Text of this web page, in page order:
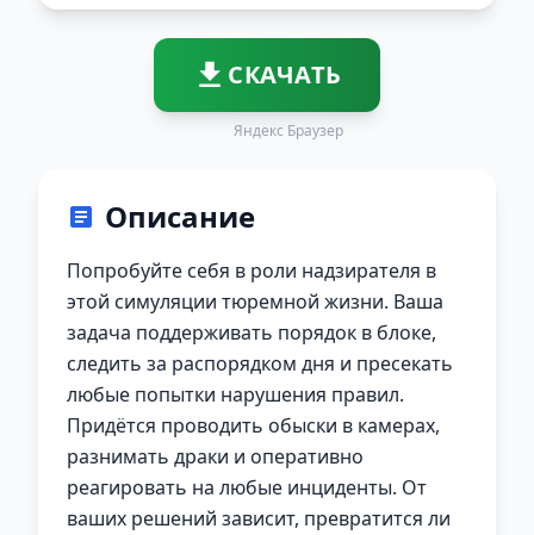
СКАЧАТЬ
Яндекс Браузер
Описание
Попробуйте себя в роли надзирателя в
этой симуляции тюремной жизни. Ваша
задача поддерживать порядок в блоке,
следить за распорядком дня и пресекать
любые попытки нарушения правил.
Придётся проводить обыски в камерах,
разнимать драки и оперативно
реагировать на любые инциденты. От
ваших решений зависит, превратится ли